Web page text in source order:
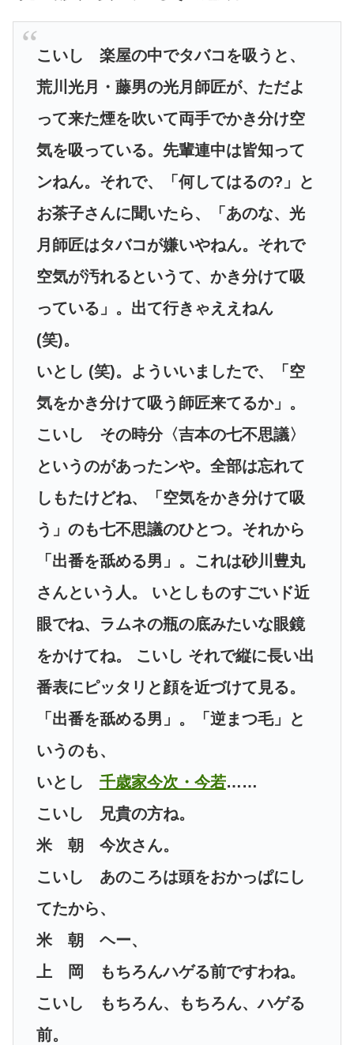
こいし 楽屋の中でタバコを吸うと、
荒川光月・藤男の光月師匠が、ただよ
って来た煙を吹いて両手でかき分け空
気を吸っている。先輩連中は皆知って
ンねん。それで、「何してはるの?」と
お茶子さんに聞いたら、「あのな、光
月師匠はタバコが嫌いやねん。それで
空気が汚れるというて、かき分けて吸
っている」。出て行きゃええねん
(笑)。
いとし (笑)。よういいましたで、「空
気をかき分けて吸う師匠来てるか」。
こいし その時分〈吉本の七不思議〉
というのがあったンや。全部は忘れて
しもたけどね、「空気をかき分けて吸
う」のも七不思議のひとつ。それから
「出番を舐める男」。これは砂川豊丸
さんという人。 いとしものすごいド近
眼でね、ラムネの瓶の底みたいな眼鏡
をかけてね。 こいし それで縦に長い出
番表にピッタリと顔を近づけて見る。
「出番を舐める男」。「逆まつ毛」と
いうのも、
いとし 千歳家今次・今若……
こいし 兄貴の方ね。
米 朝 今次さん。
こいし あのころは頭をおかっぱにし
てたから、
米 朝 ヘー、
上 岡 もちろんハゲる前ですわね。
こいし もちろん、もちろん、ハゲる
前。